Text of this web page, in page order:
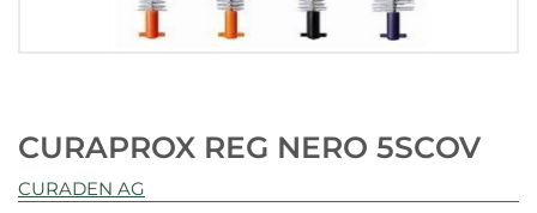
CURAPROX REG NERO 5SCOV
CURADEN AG